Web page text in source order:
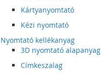
Kártyanyomtató
Kézi nyomtató
Nyomtató kellékanyag
3D nyomtató alapanyag
Címkeszalag